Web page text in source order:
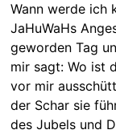
Wann werde ich
JaHuWaHs
geworden Tag
mir sagt: Wo ist
vor mir
der Schar sie
des Jubels und